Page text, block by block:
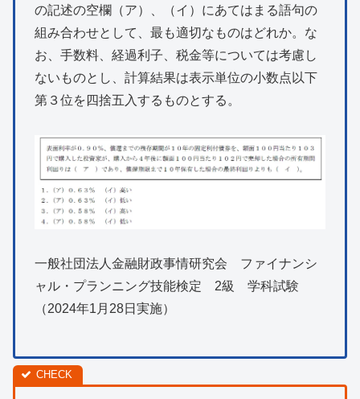
の記述の空欄（ア）、（イ）にあてはまる語句の
組み合わせとして、最も適切なものはどれか。な
お、手数料、経過利子、税金等については考慮し
ないものとし、計算結果は表示単位の小数点以下
第３位を四捨五入するものとする。
一般社団法人金融財政事情研究会 ファイナンシ
ャル・プランニング技能検定 2級 学科試験
（2024年1月28日実施）